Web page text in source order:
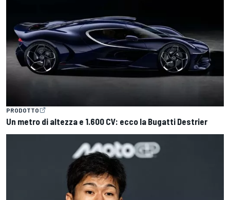
PRODOTTO
Un metro di altezza e 1.600 CV: ecco la Bugatti Destrier